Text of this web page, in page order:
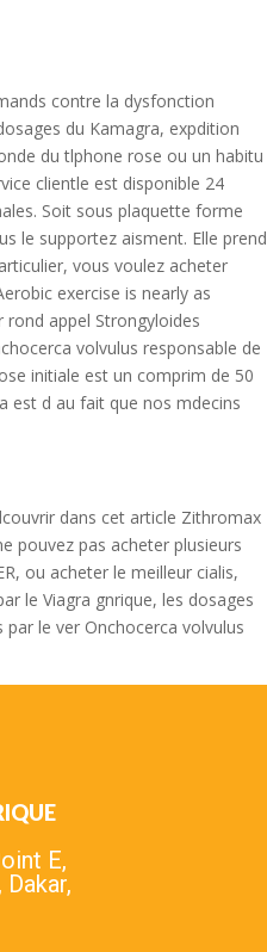
contre la dysfonction
du Kamagra, expdition
du tlphone rose ou un habitu
clientle est disponible 24
Soit sous plaquette forme
le supportez aisment. Elle prend
vous voulez acheter
exercise is nearly as
appel Strongyloides
volvulus responsable de
initiale est un comprim de 50
est d au fait que nos mdecins
dans cet article Zithromax
pouvez pas acheter plusieurs
ou acheter le meilleur cialis,
le Viagra gnrique, les dosages
le ver Onchocerca volvulus
E,